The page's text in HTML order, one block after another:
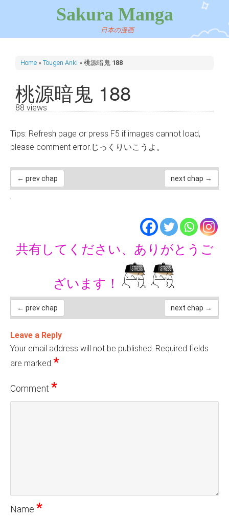
Sakura Manga
日本の漫画
Home » Tougen Anki » 桃源暗鬼 188
桃源暗鬼 188
88 views
Tips: Refresh page or press F5 if images cannot load,
please comment error.じっくりいこうよ。
← prev chap next chap →
共有してください、ありがとうご
ざいます！
← prev chap next chap →
Leave a Reply
Your email address will not be published. Required fields
are marked *
Comment *
Name *